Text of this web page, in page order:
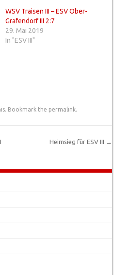
WSV Traisen III – ESV Ober-
Grafendorf III 2:7
29. Mai 2019
In "ESV III"
. Bookmark the permalink.
Heimsieg für ESV III →